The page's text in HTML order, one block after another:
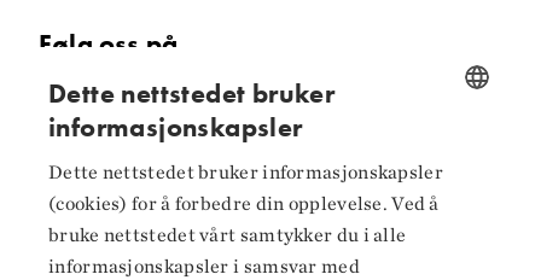
Følg oss på
Facebook
LinkedIn
ENGLISH
Dette nettstedet bruker
informasjonskapsler
Dette nettstedet bruker informasjonskapsler
(cookies) for å forbedre din opplevelse. Ved å
bruke nettstedet vårt samtykker du i alle
informasjonskapsler i samsvar med